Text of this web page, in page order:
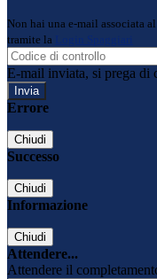
Non hai una e-mail associata
tramite la
Login Spaggiari
E-mail inviata, si prega di
Errore
Chiudi
Successo
Chiudi
Informazione
Chiudi
Attendere...
Attendere il